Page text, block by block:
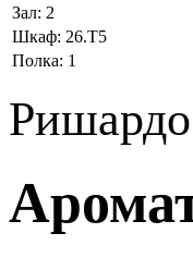
Зал: 2
Шкаф: 26.Т5
Полка: 1